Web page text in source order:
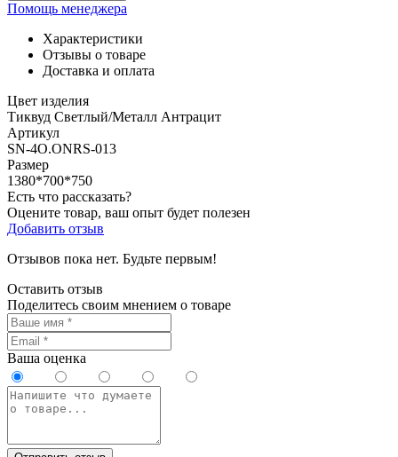
Помощь менеджера
Характеристики
Отзывы о товаре
Доставка и оплата
Цвет изделия
Тиквуд Светлый/Металл Антрацит
Артикул
SN-4O.ONRS-013
Размер
1380*700*750
Есть что рассказать?
Оцените товар, ваш опыт будет полезен
Добавить отзыв
Отзывов пока нет. Будьте первым!
Оставить отзыв
Поделитесь своим мнением о товаре
Ваша оценка